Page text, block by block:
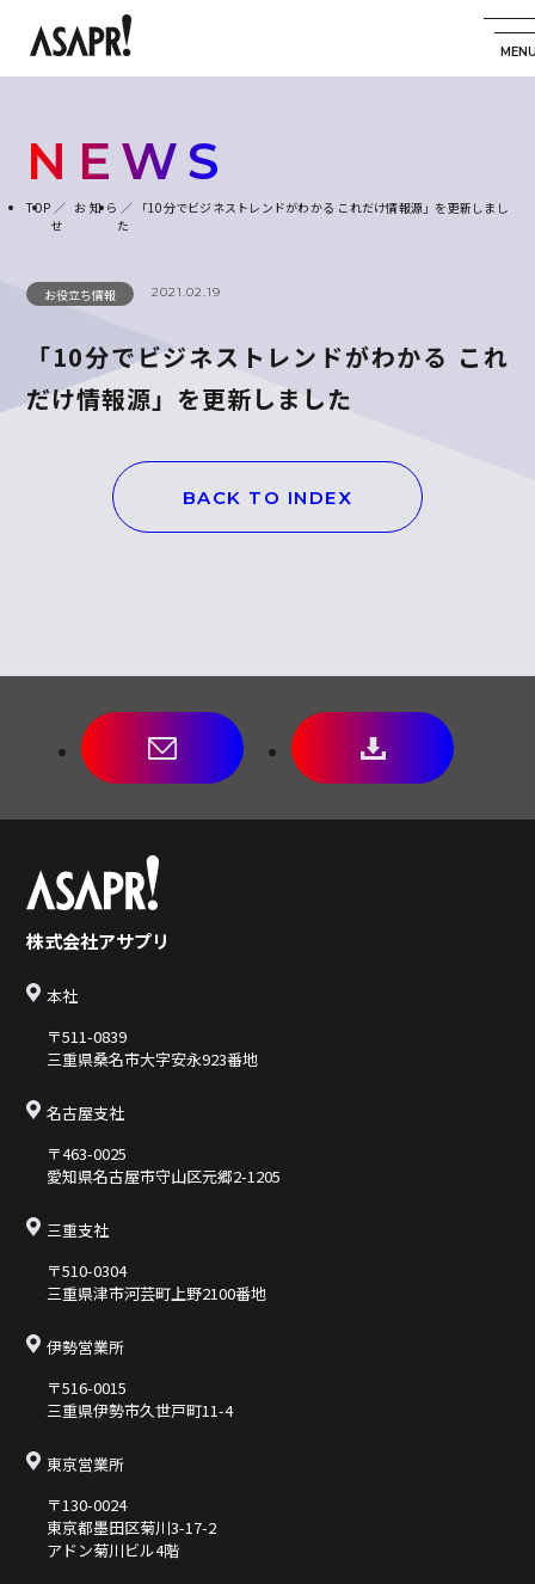
NEWS
TOP
お知ら
せ
「10分でビジネストレンドがわかる これだけ情報源」を更新しまし
た
お役立ち情報 2021.02.19
「10分でビジネストレンドがわかる これ
だけ情報源」を更新しました
BACK TO INDEX
株式会社アサプリ
本社
〒511-0839
三重県桑名市大字安永923番地
名古屋支社
〒463-0025
愛知県名古屋市守山区元郷2-1205
三重支社
〒510-0304
三重県津市河芸町上野2100番地
伊勢営業所
〒516-0015
三重県伊勢市久世⼾町11-4
東京営業所
〒130-0024
東京都墨⽥区菊川3-17-2
アドン菊川ビル4階